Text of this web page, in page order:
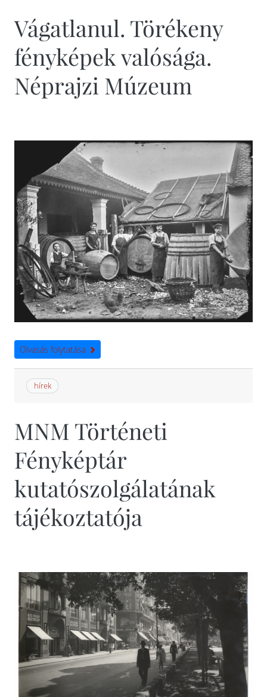
Vágatlanul. Törékeny
fényképek valósága.
Néprajzi Múzeum
Olvasás folytatása
hírek
MNM Történeti
Fényképtár
kutatószolgálatának
tájékoztatója